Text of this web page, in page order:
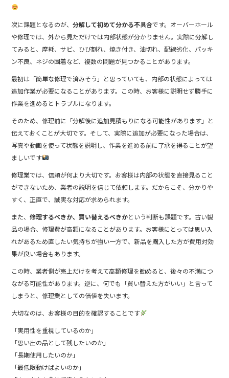
次に課題となるのが、分解して初めて分かる不具合です。オーバーホール
や修理では、外から見ただけでは内部状態が分かりません。実際に分解し
てみると、摩耗、サビ、ひび割れ、焼き付き、油切れ、配線劣化、パッキ
ン不良、ネジの固着など、複数の問題が見つかることがあります。
最初は「簡単な修理で済みそう」と思っていても、内部の状態によっては
追加作業が必要になることがあります。この時、お客様に説明せず勝手に
作業を進めるとトラブルになります。
そのため、修理前に「分解後に追加見積もりになる可能性があります」と
伝えておくことが大切です。そして、実際に追加が必要になった場合は、
写真や動画を使って状態を説明し、作業を進める前に了承を得ることが望
ましいです
修理業では、信頼が何より大切です。お客様は内部の状態を直接見ること
ができないため、業者の説明を信じて依頼します。だからこそ、分かりや
すく、正直で、誠実な対応が求められます。
また、修理するべきか、買い替えるべきかという判断も課題です。古い製
品の場合、修理費が高額になることがあります。お客様にとっては思い入
れがあるため直したい気持ちが強い一方で、新品を購入した方が費用対効
果が良い場合もあります。
この時、業者側が売上だけを考えて高額修理を勧めると、後々の不満につ
ながる可能性があります。逆に、何でも「買い替えた方がいい」と言って
しまうと、修理業としての価値を失います。
大切なのは、お客様の目的を確認することです
「実用性を重視しているのか」
「思い出の品として残したいのか」
「長期使用したいのか」
「最低限動けばよいのか」